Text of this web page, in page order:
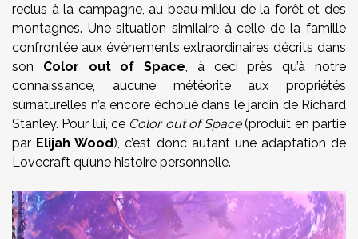
reclus à la campagne, au beau milieu de la forêt et des
montagnes. Une situation similaire à celle de la famille
confrontée aux évènements extraordinaires décrits dans
son Color out of Space, à ceci près qu’à notre
connaissance, aucune météorite aux propriétés
surnaturelles n’a encore échoué dans le jardin de Richard
Stanley. Pour lui, ce Color out of Space(produit en partie
par Elijah Wood), c’est donc autant une adaptation de
Lovecraft qu’une histoire personnelle.